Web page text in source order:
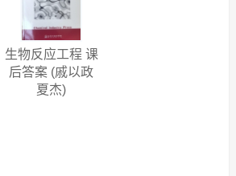
生物反应工程 课
后答案 (戚以政
夏杰)